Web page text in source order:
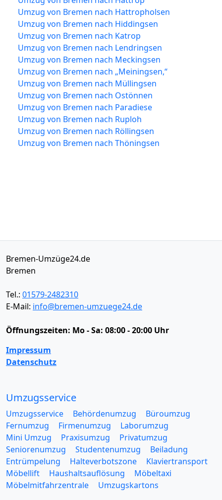
Umzug von Bremen nach Hattropholsen
Umzug von Bremen nach Hiddingsen
Umzug von Bremen nach Katrop
Umzug von Bremen nach Lendringsen
Umzug von Bremen nach Meckingsen
Umzug von Bremen nach „Meiningsen,“
Umzug von Bremen nach Müllingsen
Umzug von Bremen nach Ostönnen
Umzug von Bremen nach Paradiese
Umzug von Bremen nach Ruploh
Umzug von Bremen nach Röllingsen
Umzug von Bremen nach Thöningsen
Bremen-Umzüge24.de
Bremen
Tel.: 01579-2482310
E-Mail: info@bremen-umzuege24.de
Öffnungszeiten: Mo - Sa: 08:00 - 20:00 Uhr
Impressum
Datenschutz
Umzugsservice
Umzugsservice Behördenumzug
Büroumzug
Fernumzug
Firmenumzug
Laborumzug
Mini Umzug
Praxisumzug
Privatumzug
Seniorenumzug
Studentenumzug
Beiladung
Entrümpelung
Halteverbotszone
Klaviertransport
Möbellift
Haushaltsauflösung
Möbeltaxi
Möbelmitfahrzentrale
Umzugskartons